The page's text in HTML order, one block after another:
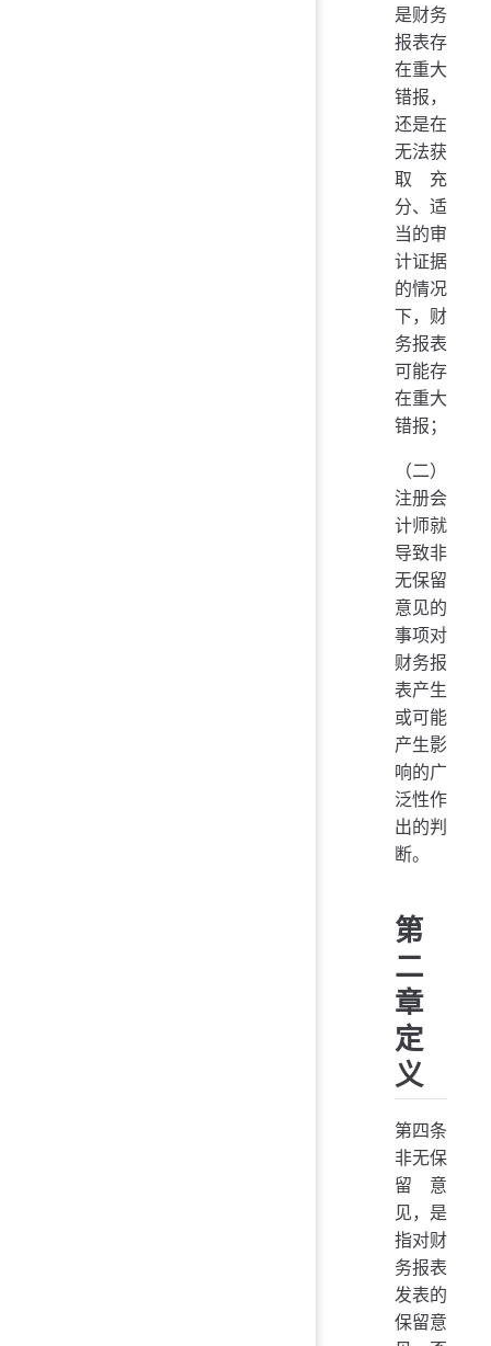
是财务
报表存
在重大
错报，
还是在
无法获
取充
分、适
当的审
计证据
的情况
下，财
务报表
可能存
在重大
错报；
（二）
注册会
计师就
导致非
无保留
意见的
事项对
财务报
表产生
或可能
产生影
响的广
泛性作
出的判
断。
第
二
章
定
义
第四条
非无保
留意
见，是
指对财
务报表
发表的
保留意